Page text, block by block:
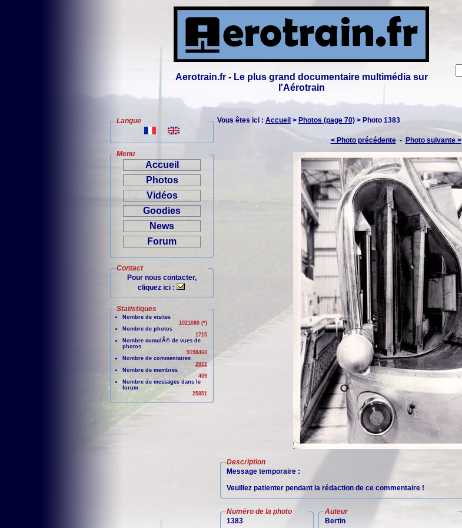
Aerotrain.fr - Le plus grand documentaire multimédia sur
l'Aérotrain
Langue
Menu
Accueil
Photos
Vidéos
Goodies
News
Forum
Contact
Pour nous contacter,
cliquez ici :
Statistiques
Nombre de visites
1021080 (*)
Nombre de photos
1715
Nombre cumulÃ© de vues de
photos
9198460
Nombre de commentaires
2811
Nombre de membres
409
Nombre de messages dans le
forum
25851
Vous êtes ici : Accueil > Photos (page 70) > Photo 1383
< Photo précédente- Photo suivante >
Description
Message temporaire :
Veuillez patienter pendant la rédaction de ce commentaire !
Numéro de la photo
1383
Auteur
Bertin